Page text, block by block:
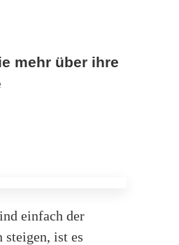
mehr über ihre
einfach der
steigen, ist es